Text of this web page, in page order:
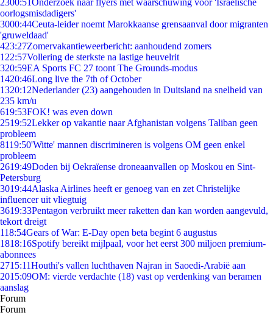
2300:51Onderzoek naar flyers met waarschuwing voor 'Israëlische
oorlogsmisdadigers'
3000:44Ceuta-leider noemt Marokkaanse grensaanval door migranten
'gruweldaad'
423:27Zomervakantieweerbericht: aanhoudend zomers
1 22:57Vollering de sterkste na lastige heuvelrit
320:59EA Sports FC 27 toont The Grounds-modus
1420:46Long live the 7th of October
1320:12Nederlander (23) aangehouden in Duitsland na snelheid van
235 km/u
619:53FOK! was even down
2519:52Lekker op vakantie naar Afghanistan volgens Taliban geen
probleem
8119:50'Witte' mannen discrimineren is volgens OM geen enkel
probleem
2619:49Doden bij Oekraïense droneaanvallen op Moskou en Sint-
Petersburg
3019:44Alaska Airlines heeft er genoeg van en zet Christelijke
influencer uit vliegtuig
3619:33Pentagon verbruikt meer raketten dan kan worden aangevuld,
tekort dreigt
118:54Gears of War: E-Day open beta begint 6 augustus
1818:16Spotify bereikt mijlpaal, voor het eerst 300 miljoen premium-
abonnees
2715:11Houthi's vallen luchthaven Najran in Saoedi-Arabië aan
2015:09OM: vierde verdachte (18) vast op verdenking van beramen
aanslag
Forum
Forum